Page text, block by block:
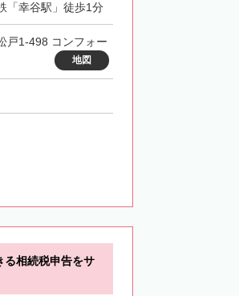
「幸谷駅」徒歩1分
戸1-498 コンフォー
地図
る相続税申告をサ